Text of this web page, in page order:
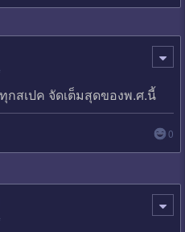
กสเปค จัดเต็มสุดของพ.ศ.นี้
0